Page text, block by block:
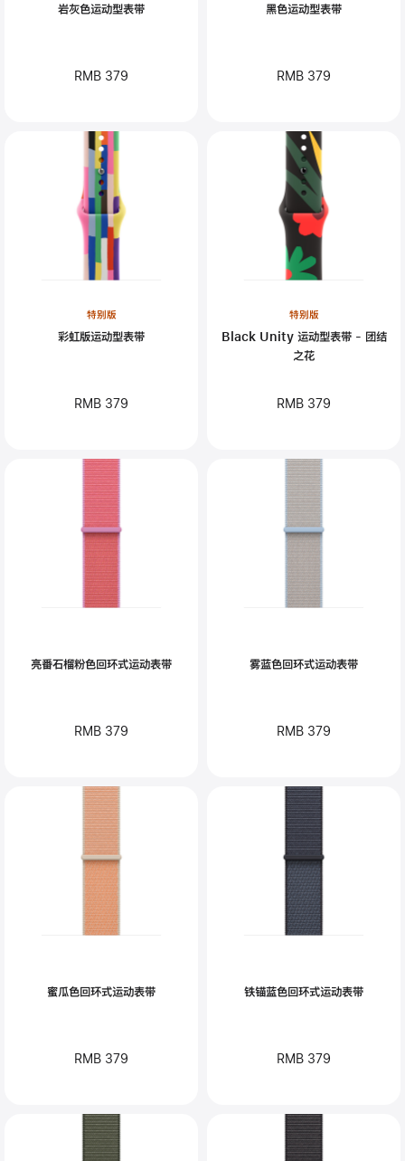
岩灰色运动型表带
RMB 379
黑色运动型表带
RMB 379
特别版
彩虹版运动型表带
RMB 379
特别版
Black Unity 运动型表带 - 团结
之花
RMB 379
亮番石榴粉色回环式运动表带
RMB 379
雾蓝色回环式运动表带
RMB 379
蜜瓜色回环式运动表带
RMB 379
铁锚蓝色回环式运动表带
RMB 379